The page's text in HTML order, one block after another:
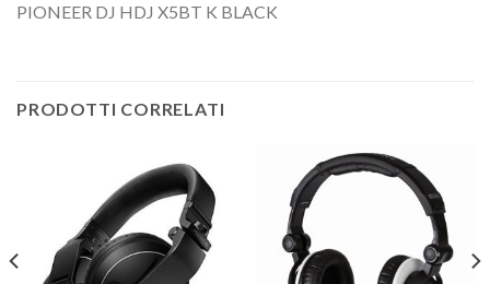
PIONEER DJ HDJ X5BT K BLACK
PRODOTTI CORRELATI